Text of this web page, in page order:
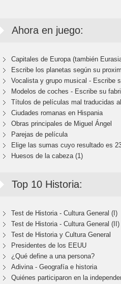
Ahora en juego:
Capitales de Europa (también
Escribe los planetas según su
Vocalista y grupo musical - Escribe
Modelos de coches - Escribe su
Títulos de películas mal traducidas al
Ciudades romanas en Hispania
Obras principales de Miguel Ángel
Parejas de película
Elige las sumas cuyo resultado es
Huesos de la cabeza (1)
Top 10 Historia:
Test de Historia - Cultura General (I)
Test de Historia - Cultura General (II)
Test de Historia y Cultura General
Presidentes de los EEUU
¿Qué define a una persona?
Adivina - Geografía e historia
Quiénes participaron en la